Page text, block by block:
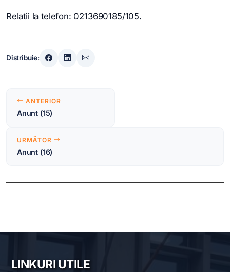
Relatii la telefon: 0213690185/105.
Distribuie:
Navigare
în
ANTERIOR
Anunt (15)
URMĂTOR
Anunt (16)
LINKURI UTILE